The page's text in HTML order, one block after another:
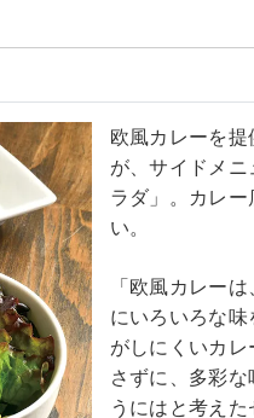
欧風カレーを
が、サイドメ
ラダ」。カレー
い。
「欧風カレー
にいろいろな味
がしにくいカ
さずに、多彩
うにはと考え